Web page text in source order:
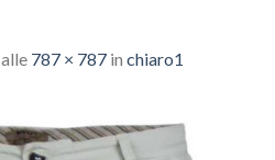
alle 787 × 787 in chiaro1